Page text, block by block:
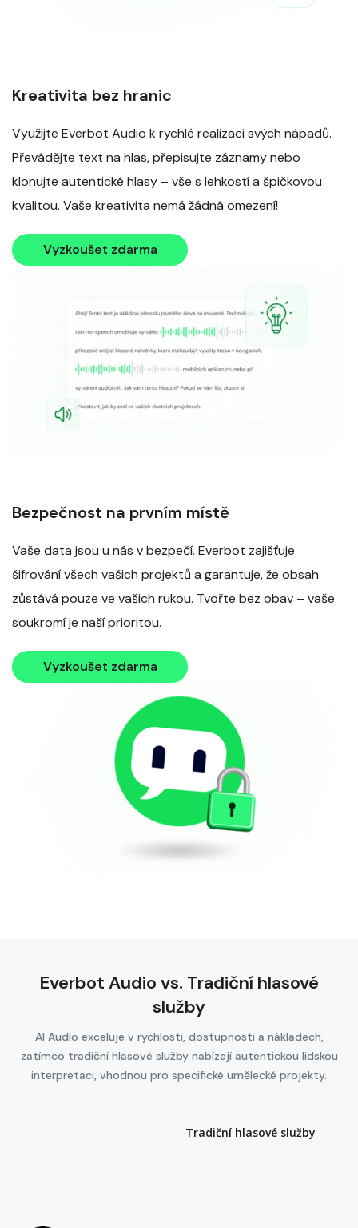
Kreativita bez hranic
Využijte Everbot Audio k rychlé realizaci svých nápadů.
Převádějte text na hlas, přepisujte záznamy nebo
klonujte autentické hlasy – vše s lehkostí a špičkovou
kvalitou. Vaše kreativita nemá žádná omezení!
Vyzkoušet zdarma
Bezpečnost na prvním místě
Vaše data jsou u nás v bezpečí. Everbot zajišťuje
šifrování všech vašich projektů a garantuje, že obsah
zůstává pouze ve vašich rukou. Tvořte bez obav – vaše
soukromí je naší prioritou.
Vyzkoušet zdarma
Everbot Audio vs. Tradiční hlasové
služby
AI Audio exceluje v rychlosti, dostupnosti a nákladech,
zatímco tradiční hlasové služby nabízejí autentickou lidskou
interpretaci, vhodnou pro specifické umělecké projekty.
Tradiční hlasové služby